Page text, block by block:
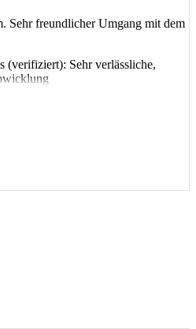
Sehr freundlicher Umgang mit dem
(verifiziert): Sehr verlässliche,